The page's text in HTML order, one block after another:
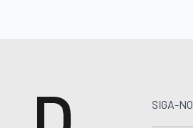
SIGA-